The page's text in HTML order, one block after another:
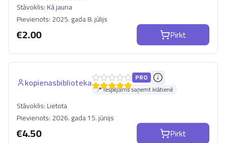
Stāvoklis:Kā jauna
Pievienots:2025. gada 8. jūlijs
€2.00 Pirkt
kopienasbiblioteka
PRO
📍 Iespējams saņemt klātienē
Stāvoklis:Lietota
Pievienots:2026. gada 15. jūnijs
€4.50 Pirkt